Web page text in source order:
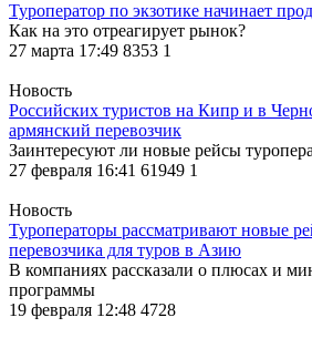
Туроператор по экзотике начинает
Как на это отреагирует рынок?
27 марта 17:49 8353 1
Новость
Российских туристов на Кипр и в
армянский перевозчик
Заинтересуют ли новые рейсы
27 февраля 16:41 61949 1
Новость
Туроператоры рассматривают новые
перевозчика для туров в Азию
В компаниях рассказали о плюсах и
программы
19 февраля 12:48 4728